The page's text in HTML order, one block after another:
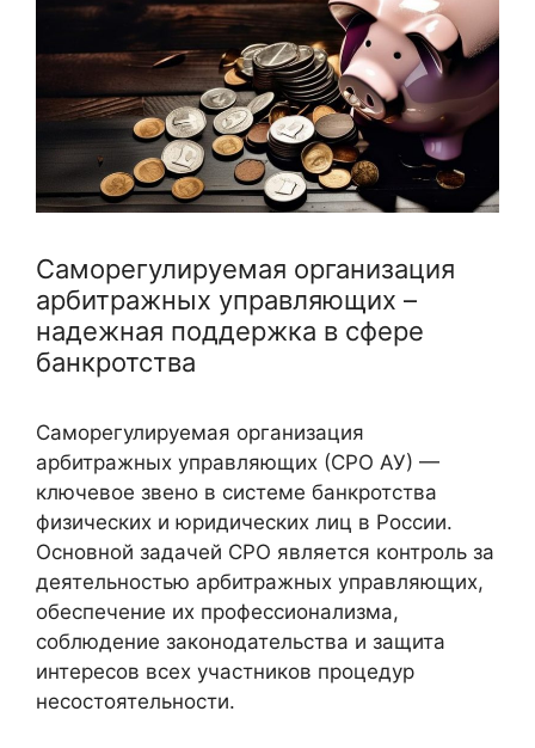
Саморегулируемая организация
арбитражных управляющих –
надежная поддержка в сфере
банкротства
Саморегулируемая организация
арбитражных управляющих (СРО АУ) —
ключевое звено в системе банкротства
физических и юридических лиц в России.
Основной задачей СРО является контроль за
деятельностью арбитражных управляющих,
обеспечение их профессионализма,
соблюдение законодательства и защита
интересов всех участников процедур
несостоятельности.